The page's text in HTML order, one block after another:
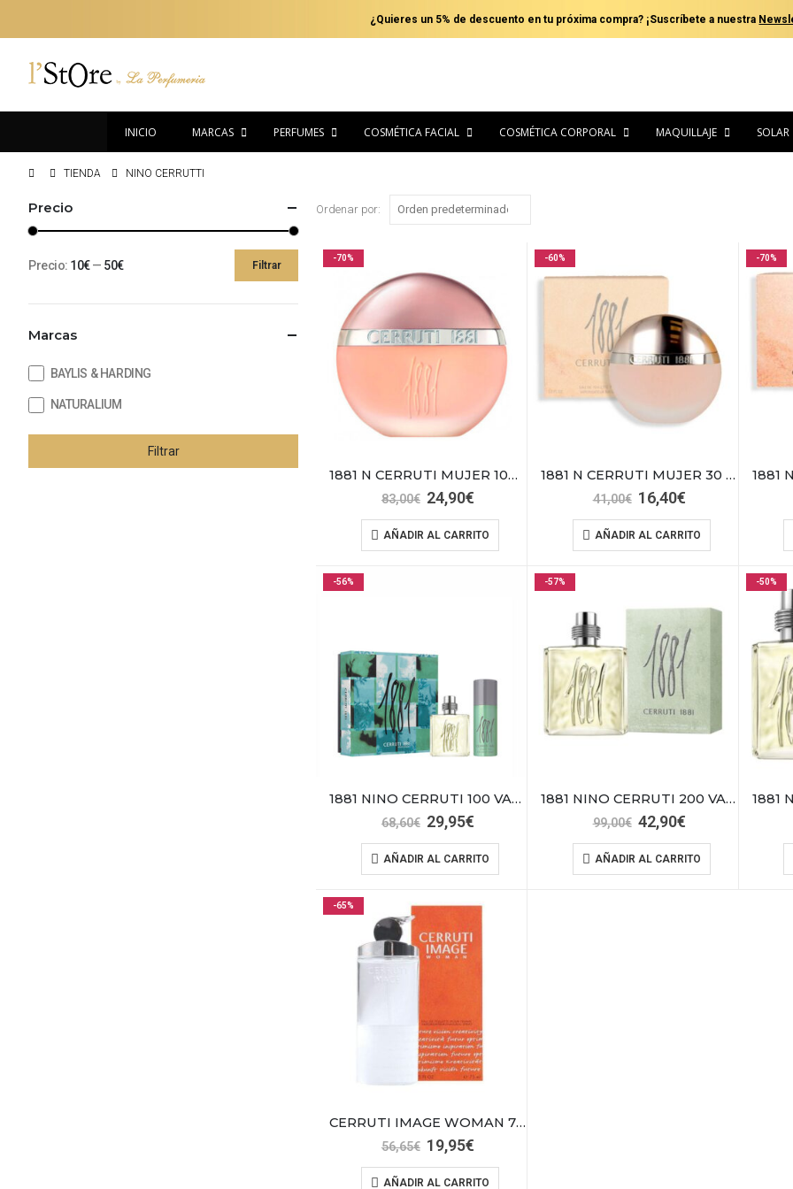
¿Quieres un 5% de descuento en tu próxima compra? ¡Suscríbete a nuestra
INICIO MARCAS PERFUMES COSMÉTICA FACIAL COSMÉTICA CORPORAL MAQUILLAJE SOLAR
TIENDA NINO CERRUTTI
Ordenar por:
-70%
1881 N CERRUTI MUJER 100 VAP EDT
83,00€ El
original
era:
24,90€El
actual
es:
AÑADIR AL CARRITO
-60%
1881 N CERRUTI MUJER 30 VAP EDT
41,00€ El
original
era:
16,40€El
actual
es:
AÑADIR AL CARRITO
-70%
-56%
1881 NINO CERRUTI 100 VAPO+DEO SPRAY 150
68,60€ El
original
era:
29,95€El
actual
es:
AÑADIR AL CARRITO
-57%
1881 NINO CERRUTI 200 VAPO HOME
99,00€ El
original
era:
42,90€El
actual
es:
AÑADIR AL CARRITO
-50%
-65%
CERRUTI IMAGE WOMAN 75 VAPO
56,65€ El
original
19,95€El
actual
AÑADIR AL CARRITO
Precio
mínimo
máximo
Filtrar
Precio: 10€— 50€
Marcas
BAYLIS & HARDING
NATURALIUM
Filtrar